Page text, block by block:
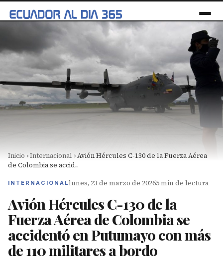
Inicio ›Internacional ›Avión Hércules C-130 de la Fuerza Aérea
de Colombia se accid...
INTERNACIONALlunes, 23 de marzo de 20265 min de lectura
Avión Hércules C-130 de la
Fuerza Aérea de Colombia se
accidentó en Putumayo con más
de 110 militares a bordo